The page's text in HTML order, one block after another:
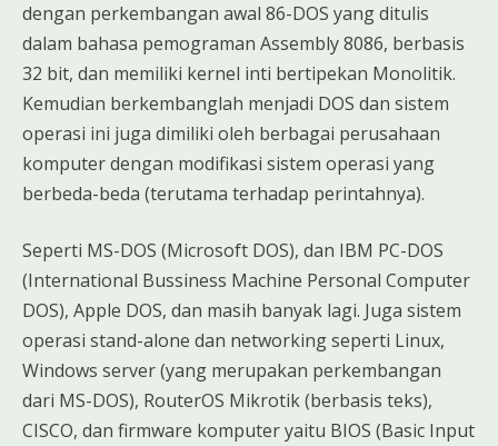
dengan perkembangan awal 86-DOS yang ditulis
dalam bahasa pemograman Assembly 8086, berbasis
32 bit, dan memiliki kernel inti bertipekan Monolitik.
Kemudian berkembanglah menjadi DOS dan sistem
operasi ini juga dimiliki oleh berbagai perusahaan
komputer dengan modifikasi sistem operasi yang
berbeda-beda (terutama terhadap perintahnya).
Seperti MS-DOS (Microsoft DOS), dan IBM PC-DOS
(International Bussiness Machine Personal Computer
DOS), Apple DOS, dan masih banyak lagi. Juga sistem
operasi stand-alone dan networking seperti Linux,
Windows server (yang merupakan perkembangan
dari MS-DOS), RouterOS Mikrotik (berbasis teks),
CISCO, dan firmware komputer yaitu BIOS (Basic Input